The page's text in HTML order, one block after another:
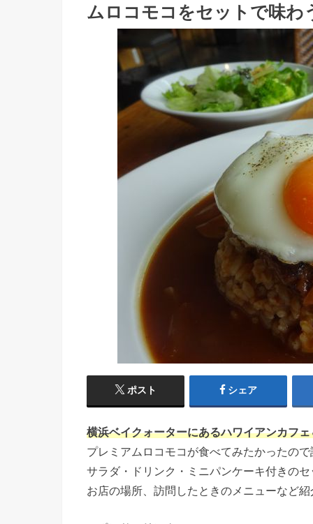
ムロコモコをセットで味わ
ポスト シェア
横浜ベイクォーターにあるハワイアンカフ
プレミアムロコモコが食べてみたかったので
サラダ・ドリンク・ミニパンケーキ付きのセ
お店の場所、訪問したときのメニューなど紹